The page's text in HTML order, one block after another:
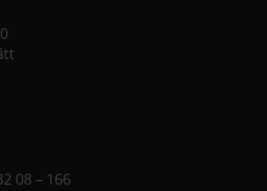
08 – 166